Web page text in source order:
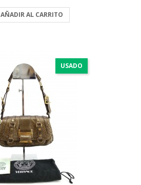
AÑADIR AL CARRITO
USADO